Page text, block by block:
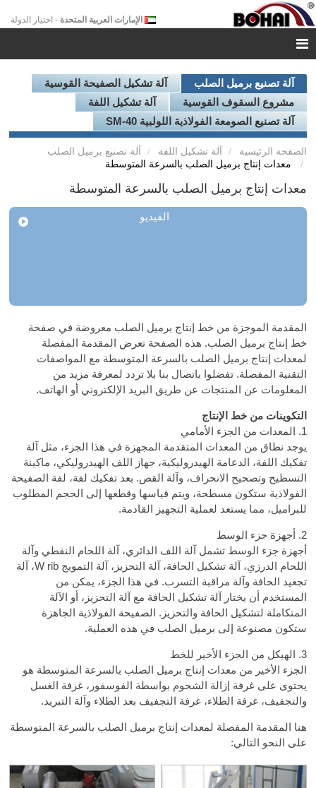
الإمارات العربية المتحدة - اختيار الدولة
آلة تصنيع برميل الصلب
آلة تشكيل الصفيحة القوسية
مشروع السقوف القوسية
آلة تشكيل اللفة
آلة تصنيع الصومعة الفولاذية اللولبية SM-40
الصفحة الرئيسية آلة تشكيل اللفة
آلة تصنيع برميل الصلب
معدات إنتاج برميل الصلب بالسرعة المتوسطة
معدات إنتاج برميل الصلب بالسرعة المتوسطة
الفيديو
المقدمة الموجزة من خط إنتاج برميل الصلب معروضة في صفحة
خط إنتاج برميل الصلب. هذه الصفحة تعرض المقدمة المفصلة
لمعدات إنتاج برميل الصلب بالسرعة المتوسطة مع المواصفات
التقنية المفصلة. تفضلوا باتصال بنا بلا تردد لمعرفة مزيد من
المعلومات عن المنتجات عن طريق البريد الإلكتروني أو الهاتف.
التكوينات من خط الإنتاج
1. المعدات من الجزء الأمامي
يوجد نطاق من المعدات المتقدمة المجهزة في هذا الجزء، مثل آلة
تفكيك اللفة، الدعامة الهيدروليكية، جهاز اللف الهيدروليكي، ماكينة
التسطيح وتصحيح الانحراف، وآلة القص. بعد تفكيك لفة، لفة الصفيحة
الفولاذية ستكون مسطحة، ويتم قياسها وقطعها إلى الحجم المطلوب
للبراميل، مما يستعد لعملية التجهيز القادمة.
2. أجهزة جزء الوسط
أجهزة جزء الوسط تشمل آلة اللف الدائري، آلة اللحام النقطي وآلة
اللحام الدرزي، آلة تشكيل الحافة، آلة التحزيز، آلة التمويج W rib، آلة
تجعيد الحافة وآلة مراقبة التسرب. في هذا الجزء، يمكن من
المستخدم أن يختار آلة تشكيل الحافة مع آلة التحزيز، أو الآلة
المتكاملة لتشكيل الحافة والتحزيز. الصفيحة الفولاذية الجاهزة
ستكون مصنوعة إلى برميل الصلب في هذه العملية.
3. الهيكل من الجزء الأخير للخط
الجزء الأخير من معدات إنتاج برميل الصلب بالسرعة المتوسطة هو
يحتوى على غرفة إزالة الشحوم بواسطة الفوسفور، غرفة الغسل
والتجفيف، غرفة الطلاء، غرفة التجفيف بعد الطلاء وآلة التبريد.
هنا المقدمة المفصلة لمعدات إنتاج برميل الصلب بالسرعة المتوسطة
على النحو التالي: